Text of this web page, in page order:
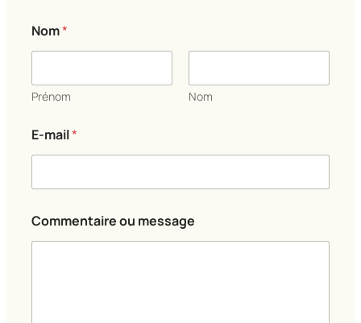
Nom*
Prénom Nom
E-mail*
e
s
Commentaire ou message